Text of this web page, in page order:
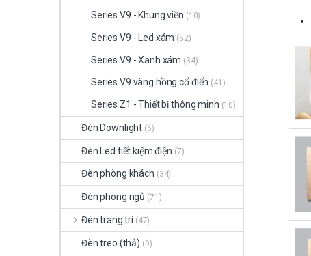
Series V9 - Khung viền (10)
Series V9 - Led xám (52)
Series V9 - Xanh xám (34)
Series V9 vàng hồng cổ điển (41)
Series Z1 - Thiết bị thông minh (10)
Đèn Downlight (6)
Đèn Led tiết kiệm điện (7)
Đèn phòng khách (34)
Đèn phòng ngủ (71)
Đèn trang trí (47)
Đèn treo (thả) (9)